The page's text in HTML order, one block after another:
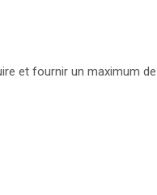
et fournir un maximum